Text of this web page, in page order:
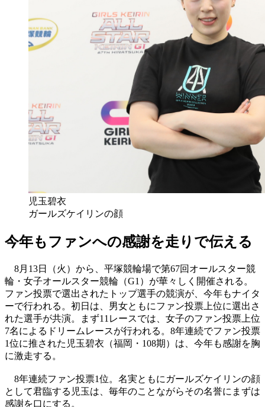
児玉碧衣
ガールズケイリンの顔
今年もファンへの感謝を走りで伝える
8月13日（火）から、平塚競輪場で第67回オールスター競
輪・女子オールスター競輪（G1）が華々しく開催される。
ファン投票で選出されたトップ選手の競演が、今年もナイタ
ーで行われる。初日は、男女ともにファン投票上位に選出さ
れた選手が共演。まず11レースでは、女子のファン投票上位
7名によるドリームレースが行われる。8年連続でファン投票
1位に推された児玉碧衣（福岡・108期）は、今年も感謝を胸
に激走する。
8年連続ファン投票1位。名実ともにガールズケイリンの顔
として君臨する児玉は、毎年のことながらその名誉にまずは
感謝を口にする。